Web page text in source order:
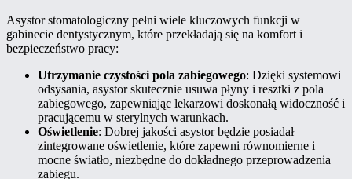
Asystor stomatologiczny pełni wiele kluczowych funkcji w
gabinecie dentystycznym, które przekładają się na komfort i
bezpieczeństwo pracy:
Utrzymanie czystości pola zabiegowego: Dzięki systemowi
odsysania, asystor skutecznie usuwa płyny i resztki z pola
zabiegowego, zapewniając lekarzowi doskonałą widoczność i
pracującemu w sterylnych warunkach.
Oświetlenie: Dobrej jakości asystor będzie posiadał
zintegrowane oświetlenie, które zapewni równomierne i
mocne światło, niezbędne do dokładnego przeprowadzenia
zabiegu.